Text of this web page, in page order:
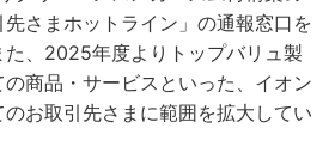
さまホットライン」の通報窓口を
、2025年度よりトップバリュ製
商品・サービスといった、イオン
お取引先さまに範囲を拡大してい